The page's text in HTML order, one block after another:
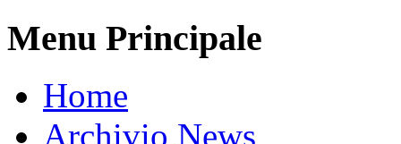
Menu Principale
Home
Archivio News